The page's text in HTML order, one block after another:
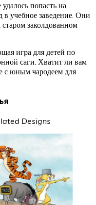
попасть на
в учебное заведение. Они
заколдованном
игра для детей по
саги. Хватит ли вам
с юным чародеем для
Designs